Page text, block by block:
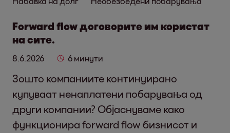
Forward flow договорите им користат
на сите.
8.6.2026 6 минути
Зошто компаниите континуирано
купуваат ненаплатени побарувања од
други компании? Објаснуваме како
функционира forward flow бизнисот и